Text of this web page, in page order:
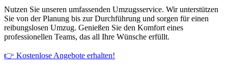
Nutzen Sie unseren umfassenden Umzugsservice. Wir unterstützen
Sie von der Planung bis zur Durchführung und sorgen für einen
reibungslosen Umzug. Genießen Sie den Komfort eines
professionellen Teams, das all Ihre Wünsche erfüllt.
👉 Kostenlose Angebote erhalten!